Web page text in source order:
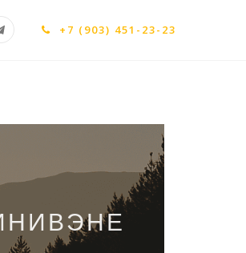
+7 (903) 451-23-23